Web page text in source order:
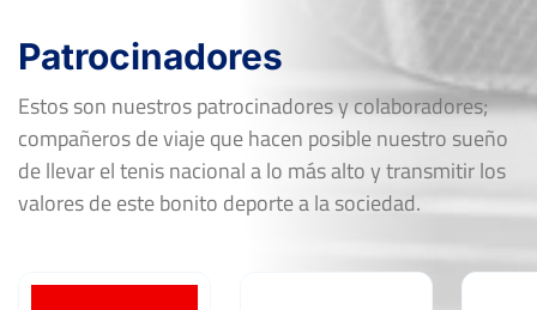
Patrocinadores
Estos son nuestros patrocinadores y colaboradores;
compañeros de viaje que hacen posible nuestro sueño
de llevar el tenis nacional a lo más alto y transmitir los
valores de este bonito deporte a la sociedad.